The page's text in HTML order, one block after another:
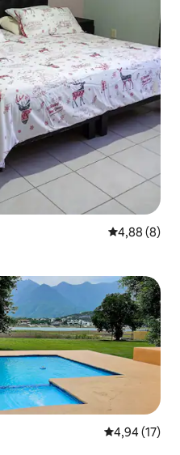
4,88 (8)
4,94 (17)